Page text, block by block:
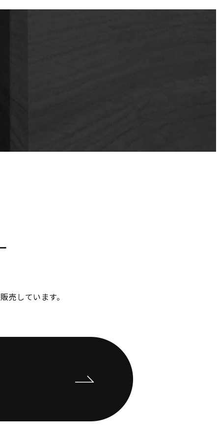
売しています。